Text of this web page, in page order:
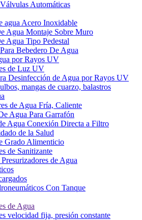
Automáticas
agua Acero Inoxidable
Agua Montaje Sobre Muro
Agua Tipo Pedestal
Bebedero De Agua
por Rayos UV
de Luz UV
Desinfección de Agua por Rayos UV
mangas de cuarzo, balastros
de Agua Fría, Caliente
Agua Para Garrafón
Agua Conexión Directa a Filtro
de la Salud
Grado Alimenticio
de Sanitizante
de Agua
Con Tanque
de Agua
velocidad fija, presión constante